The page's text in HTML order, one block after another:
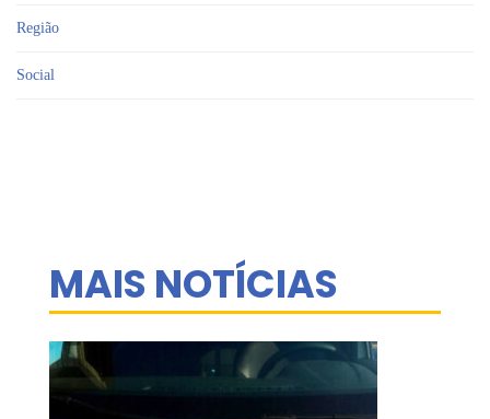
Região
Social
MAIS NOTÍCIAS